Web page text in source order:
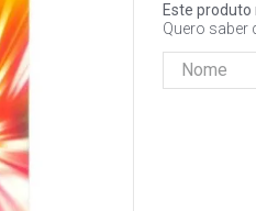
Este
Quero saber